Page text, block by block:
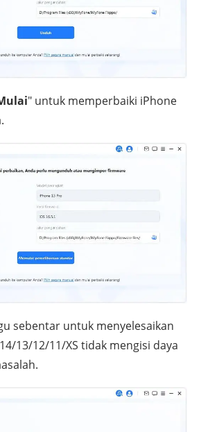
" untuk memperbaiki iPhone
sebentar untuk menyelesaikan
13/12/11/XS tidak mengisi daya